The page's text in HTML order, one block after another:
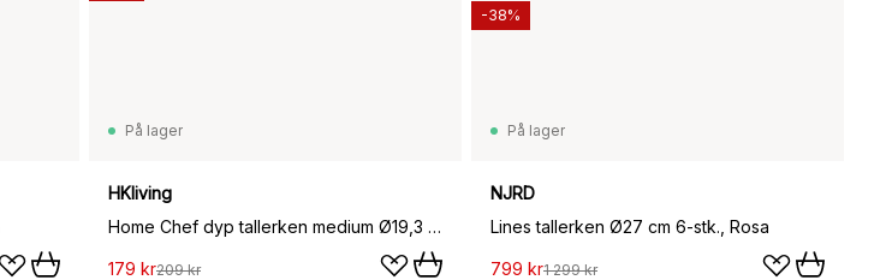
På lager
HKliving
Home Chef dyp tallerken medium Ø19,3 cm, Rustic pink
179 kr209 kr
På lager
NJRD
Lines tallerken Ø27 cm 6-stk., Rosa
799 kr1 299 kr
-38%